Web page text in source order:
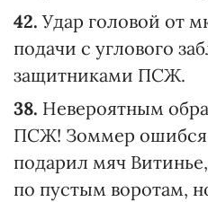
42. Удар головой от
подачи с углового
защитниками ПСЖ.
38. Невероятным
ПСЖ! Зоммер ошибся
подарил мяч
по пустым воротам,